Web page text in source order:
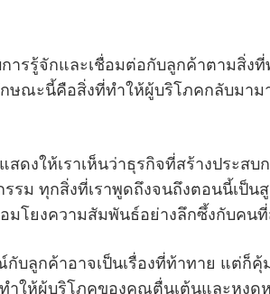
รรู้จักและเชื่อมต่อกับลูกค้าตามสิ่งที่
ษณะนี้คือสิ่งที่ทําให้ผู้บริโภคกลับมาม
ดงให้เราเห็นว่าธุรกิจที่สร้างประส
รม ทุกสิ่งที่เราพูดถึงจนถึงตอนนี้เป็น
มโยงความสัมพันธ์อย่างลึกซึ้งกับคน
บลูกค้าอาจเป็นเรื่องที่ท้าทาย แต่ก็
ทําให้ผู้บริโภคของคุณตื่นเต้นและหงุ